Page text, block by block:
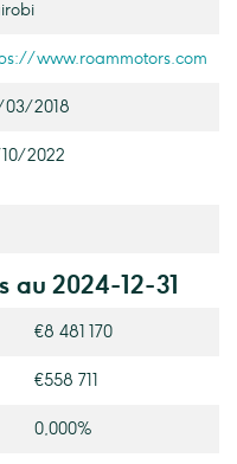
www.roammotors.com
2018
2022
2024-12-31
€8 481 170
€558 711
0,000%